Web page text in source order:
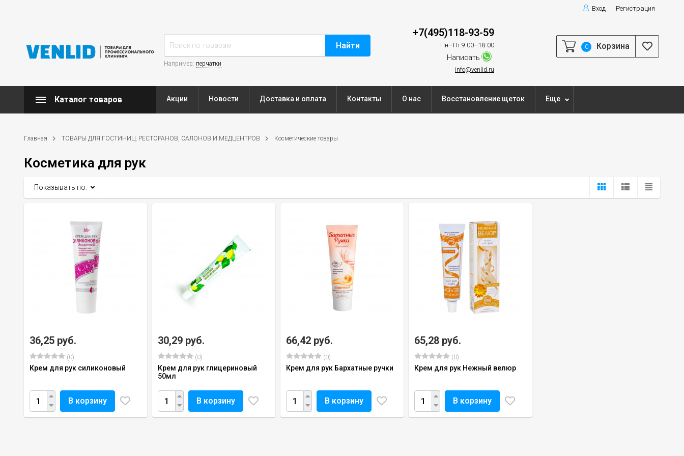
Вход Регистрация
Найти
Например: перчатки
+7(495)118-93-59
Пн—Пт 9:00—18:00
Написать
info@venlid.ru
0 Корзина
Каталог товаров Акции Новости Доставка и оплата Контакты О нас Восстановление щеток Еще
Главная ТОВАРЫ ДЛЯ ГОСТИНИЦ, РЕСТОРАНОВ, САЛОНОВ И МЕДЦЕНТРОВ Косметические товары
Косметика для рук
Показывать по:
36,25 руб.
(0)
Крем для рук силиконовый
В корзину
30,29 руб.
(0)
Крем для рук глицериновый
50мл
В корзину
66,42 руб.
(0)
Крем для рук Бархатные ручки
В корзину
65,28 руб.
(0)
Крем для рук Нежный велюр
В корзину